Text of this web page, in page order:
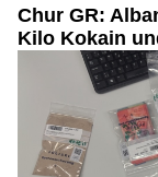
Chur GR:
Kilo Kokain